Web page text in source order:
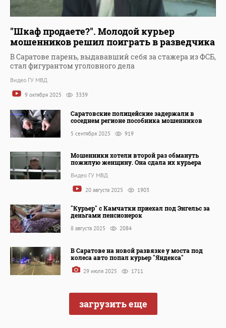
"Шкаф продаете?". Молодой курьер
мошенников решил поиграть в разведчика
В Саратове парень, выдававший себя за стажера из ФСБ,
стал фигурантом уголовного дела
Видео ГУ МВД
9 октября 2025 3339
Саратовские полицейские задержали в
соседнем регионе пособника мошенников
5 сентября 2025 919
Мошенники хотели второй раз обмануть
пожилую женщину. Она сдала их курьера
Видео ГУ МВД
20 августа 2025 1903
"Курьер" с Камчатки приехал под Энгельс за
деньгами пенсионерок
8 августа 2025 2084
В Саратове на новой развязке у моста под
колеса авто попал курьер "Яндекса"
29 июля 2025 1711
загрузить еще